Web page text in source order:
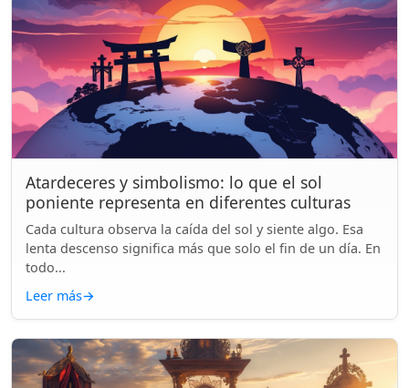
Atardeceres y simbolismo: lo que el sol
poniente representa en diferentes culturas
Cada cultura observa la caída del sol y siente algo. Esa
lenta descenso significa más que solo el fin de un día. En
todo...
Leer más→